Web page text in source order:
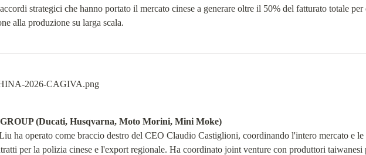
strategici che hanno portato il mercato cinese a generare oltre il 50% del fatturato totale
alla produzione su larga scala.
(Ducati, Husqvarna, Moto Morini, Mini Moke)
ha operato come braccio destro del CEO Claudio Castiglioni, coordinando l'intero mercato e
per la polizia cinese e l'export regionale. Ha coordinato joint venture con produttori